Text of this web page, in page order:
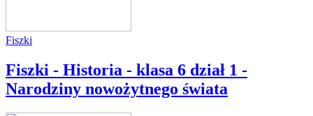
Fiszki
Fiszki - Historia - klasa 6 dział 1 -
Narodziny nowożytnego świata